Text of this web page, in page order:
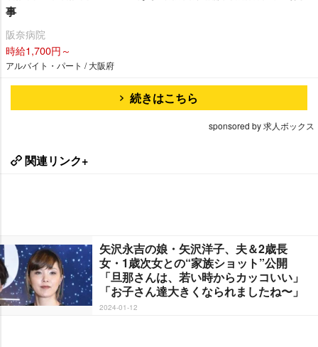
事
阪奈病院
時給1,700円～
アルバイト・パート / 大阪府
続きはこちら
sponsored by 求人ボックス
関連リンク+
矢沢永吉の娘・矢沢洋子、夫＆2歳長
女・1歳次女との“家族ショット”公開
「旦那さんは、若い時からカッコいい」
「お子さん達大きくなられましたね〜」
2024-01-12